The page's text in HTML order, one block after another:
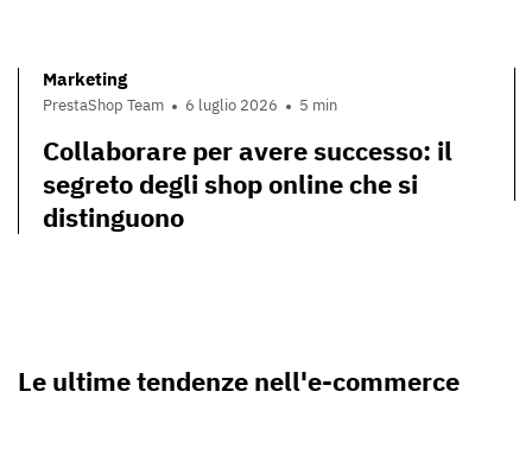
Marketing
PrestaShop Team 6 luglio 2026 5 min
Collaborare per avere successo: il
segreto degli shop online che si
distinguono
Le ultime tendenze nell'e-commerce